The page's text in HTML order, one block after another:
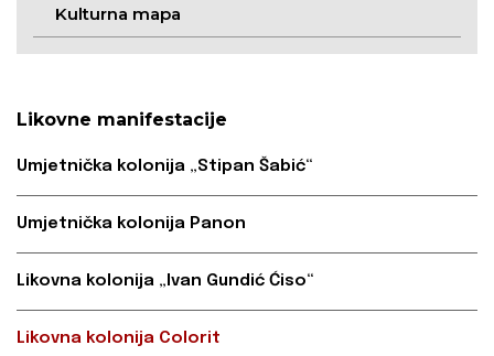
Kulturna mapa
Likovne manifestacije
Umjetnička kolonija „Stipan Šabić“
Umjetnička kolonija Panon
Likovna kolonija „Ivan Gundić Ćiso“
Likovna kolonija Colorit